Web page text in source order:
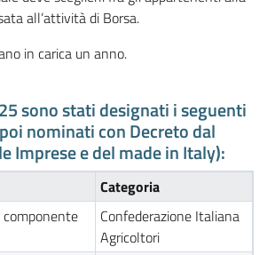
all’attività di Borsa.
in carica un anno.
sono stati designati i seguenti
nominati con Decreto dal
Imprese e del made in Italy):
Categoria
Confederazione Italiana
Agricoltori